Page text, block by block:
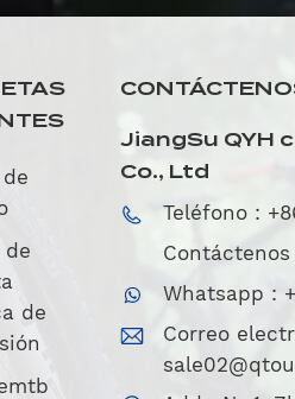
de
de
JiangSu QYH
Co., Ltd
Teléfono :
Contáctenos
Whatsapp :
Correo